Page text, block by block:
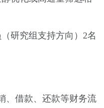
研究组支持方向）2名
、借款、还款等财务流